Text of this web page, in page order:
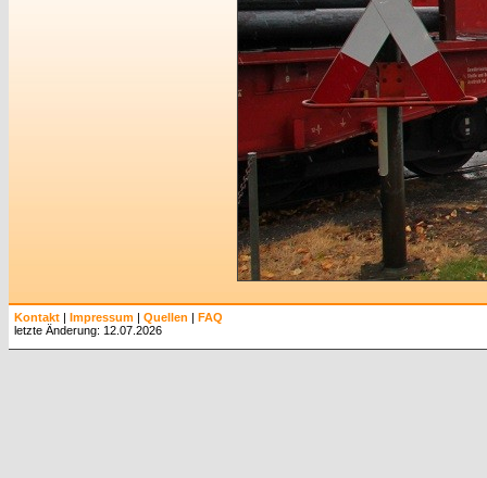
Kontakt | Impressum | Quellen | FAQ
letzte Änderung: 12.07.2026